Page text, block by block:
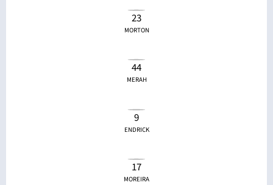
23
MORTON
44
MERAH
9
ENDRICK
17
MOREIRA